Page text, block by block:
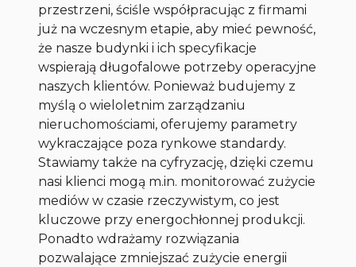
przestrzeni, ściśle współpracując z firmami
już na wczesnym etapie, aby mieć pewność,
że nasze budynki i ich specyfikacje
wspierają długofalowe potrzeby operacyjne
naszych klientów. Ponieważ budujemy z
myślą o wieloletnim zarządzaniu
nieruchomościami, oferujemy parametry
wykraczające poza rynkowe standardy.
Stawiamy także na cyfryzację, dzięki czemu
nasi klienci mogą m.in. monitorować zużycie
mediów w czasie rzeczywistym, co jest
kluczowe przy energochłonnej produkcji.
Ponadto wdrażamy rozwiązania
pozwalające zmniejszać zużycie energii